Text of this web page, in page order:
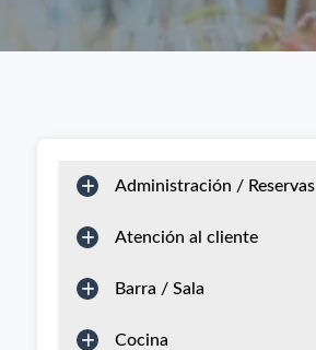
Administración / Reservas
Atención al cliente
Barra / Sala
Cocina